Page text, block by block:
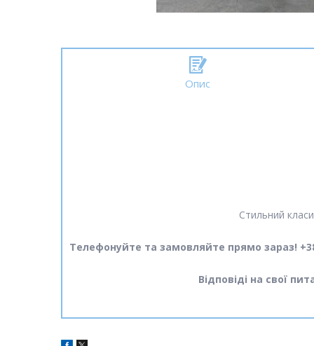
Опис
Стильний
Телефонуйте та замовляйте прямо зараз!
Відповіді на свої